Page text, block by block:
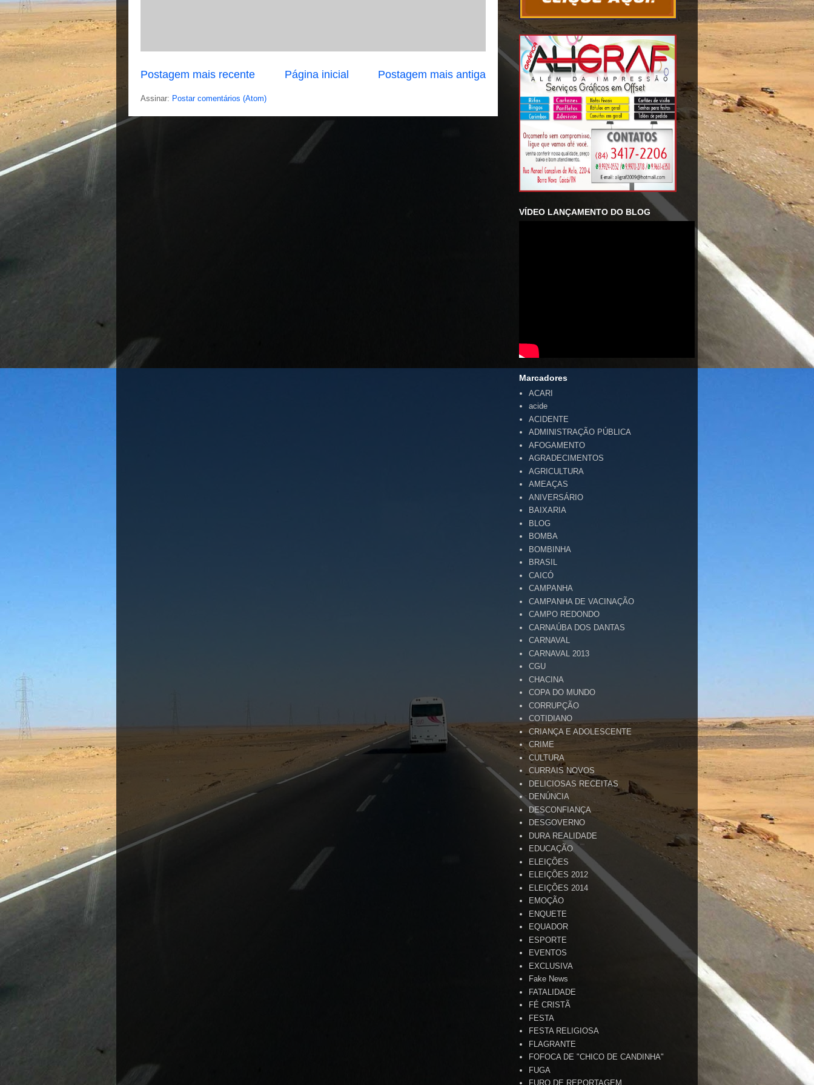
Postagem mais recente Postagem mais antiga
Página inicial
Assinar: Postar comentários (Atom)
VÍDEO LANÇAMENTO DO BLOG
Marcadores
ACARI
acide
ACIDENTE
ADMINISTRAÇÃO PÚBLICA
AFOGAMENTO
AGRADECIMENTOS
AGRICULTURA
AMEAÇAS
ANIVERSÁRIO
BAIXARIA
BLOG
BOMBA
BOMBINHA
BRASIL
CAICÓ
CAMPANHA
CAMPANHA DE VACINAÇÃO
CAMPO REDONDO
CARNAÚBA DOS DANTAS
CARNAVAL
CARNAVAL 2013
CGU
CHACINA
COPA DO MUNDO
CORRUPÇÃO
COTIDIANO
CRIANÇA E ADOLESCENTE
CRIME
CULTURA
CURRAIS NOVOS
DELICIOSAS RECEITAS
DENÚNCIA
DESCONFIANÇA
DESGOVERNO
DURA REALIDADE
EDUCAÇÃO
ELEIÇÕES
ELEIÇÕES 2012
ELEIÇÕES 2014
EMOÇÃO
ENQUETE
EQUADOR
ESPORTE
EVENTOS
EXCLUSIVA
Fake News
FATALIDADE
FÉ CRISTÃ
FESTA
FESTA RELIGIOSA
FLAGRANTE
FOFOCA DE "CHICO DE CANDINHA"
FUGA
FURO DE REPORTAGEM